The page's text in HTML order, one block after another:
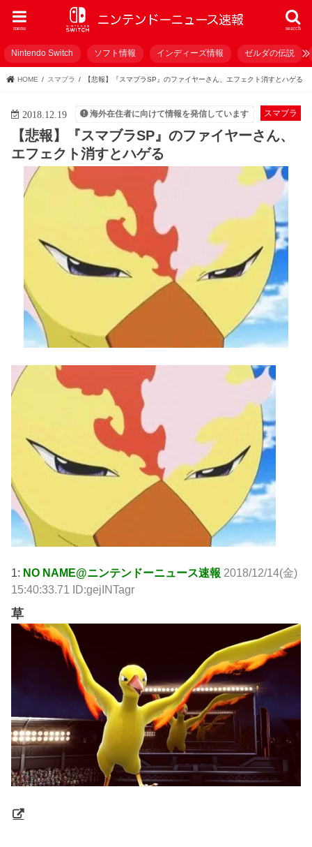
search
menu
Nintendo Switch ソフト情報 インディーズ情報 ゼルダの伝説
HOME スマブラ 【悲報】『スマブラSP』のファイヤーさん、エフェクト消すとハゲる
スマブラ
2018.12.19 海外在住者に向けて情報を発信しています
【悲報】『スマブラSP』のファイヤーさん、
エフェクト消すとハゲる
1: NO NAME@ニンテンドーニュース速報 2018/12/14(金)
15:40:33.71 ID:gejINTagr
草